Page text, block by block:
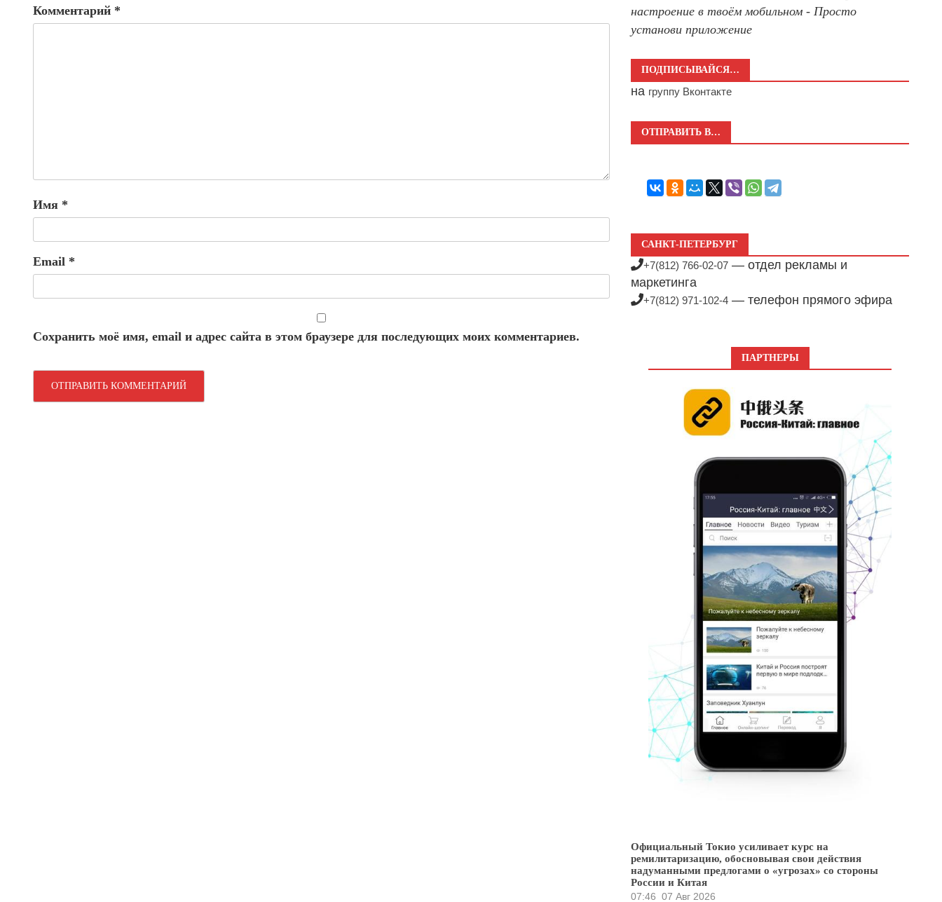
Комментарий *
Имя *
Email *
Сохранить моё имя, email и адрес сайта в этом браузере для последующих моих комментариев.
настроение в твоём мобильном - Просто
установи приложение
ПОДПИСЫВАЙСЯ…
на группу Вконтакте
ОТПРАВИТЬ В…
САНКТ-ПЕТЕРБУРГ
+7(812) 766-02-07 — отдел рекламы и
маркетинга
+7(812) 971-102-4 — телефон прямого эфира
ПАРТНЕРЫ
Официальный Токио усиливает курс на
ремилитаризацию, обосновывая свои действия
надуманными предлогами о «угрозах» со стороны
России и Китая
07:46 07 Авг 2026